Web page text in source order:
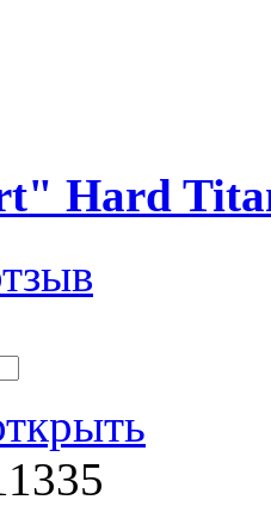
Hard